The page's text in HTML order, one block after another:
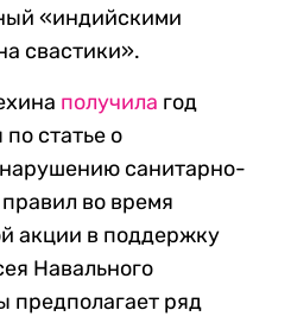
«индийскими
свастики».
получила год
статье о
нарушению санитарно-
во время
акции в поддержку
Навального
предполагает ряд